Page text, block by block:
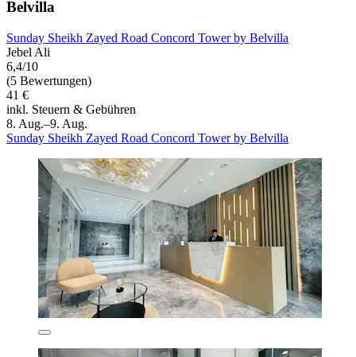
Belvilla
Sunday Sheikh Zayed Road Concord Tower by Belvilla
Jebel Ali
6,4/10
(5 Bewertungen)
41 €
inkl. Steuern & Gebühren
8. Aug.–9. Aug.
Sunday Sheikh Zayed Road Concord Tower by Belvilla